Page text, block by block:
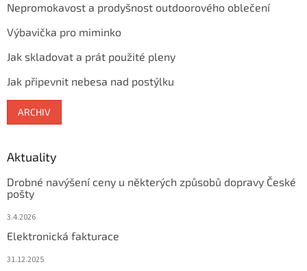
Nepromokavost a prodyšnost outdoorového oblečení
Výbavička pro miminko
Jak skladovat a prát použité pleny
Jak připevnit nebesa nad postýlku
ARCHIV
Aktuality
Drobné navýšení ceny u některých způsobů dopravy České
pošty
3.4.2026
Elektronická fakturace
31.12.2025